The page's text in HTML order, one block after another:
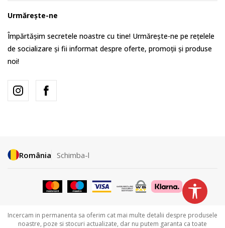
Urmărește-ne
Împărtășim secretele noastre cu tine! Urmărește-ne pe rețelele
de socializare și fii informat despre oferte, promoții și produse
noi!
România Schimba-l
Incercam in permanenta sa oferim cat mai multe detalii despre produsele
noastre, poze si stocuri actualizate, dar nu putem garanta ca toate